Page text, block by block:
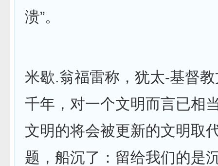
溃”。
米歇.翁福雷称，犹太-基督
千年，对一个文明而言已相
文明的将会被更新的文明取
题，船沉了：留给我们的是